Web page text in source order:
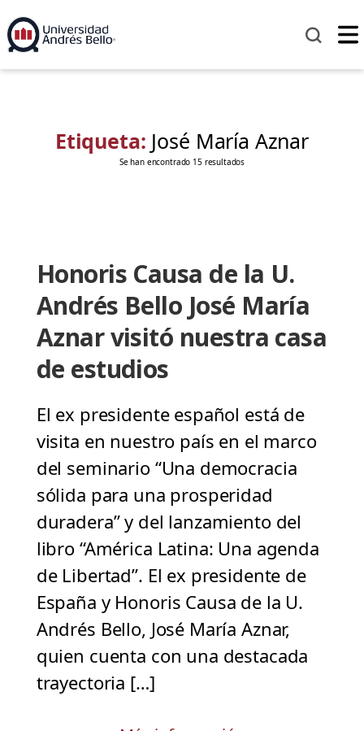
Etiqueta: José María Aznar
Se han encontrado 15 resultados
Honoris Causa de la U.
Andrés Bello José María
Aznar visitó nuestra casa
de estudios
El ex presidente español está de
visita en nuestro país en el marco
del seminario “Una democracia
sólida para una prosperidad
duradera” y del lanzamiento del
libro “América Latina: Una agenda
de Libertad”. El ex presidente de
España y Honoris Causa de la U.
Andrés Bello, José María Aznar,
quien cuenta con una destacada
trayectoria […]